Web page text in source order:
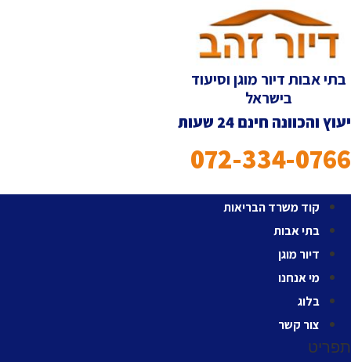
לתוכן
בתי אבות דיור מוגן וסיעוד
בישראל
יעוץ והכוונה חינם 24 שעות
072-334-0766
קוד משרד הבריאות
בתי אבות
דיור מוגן
מי אנחנו
בלוג
צור קשר
תפריט